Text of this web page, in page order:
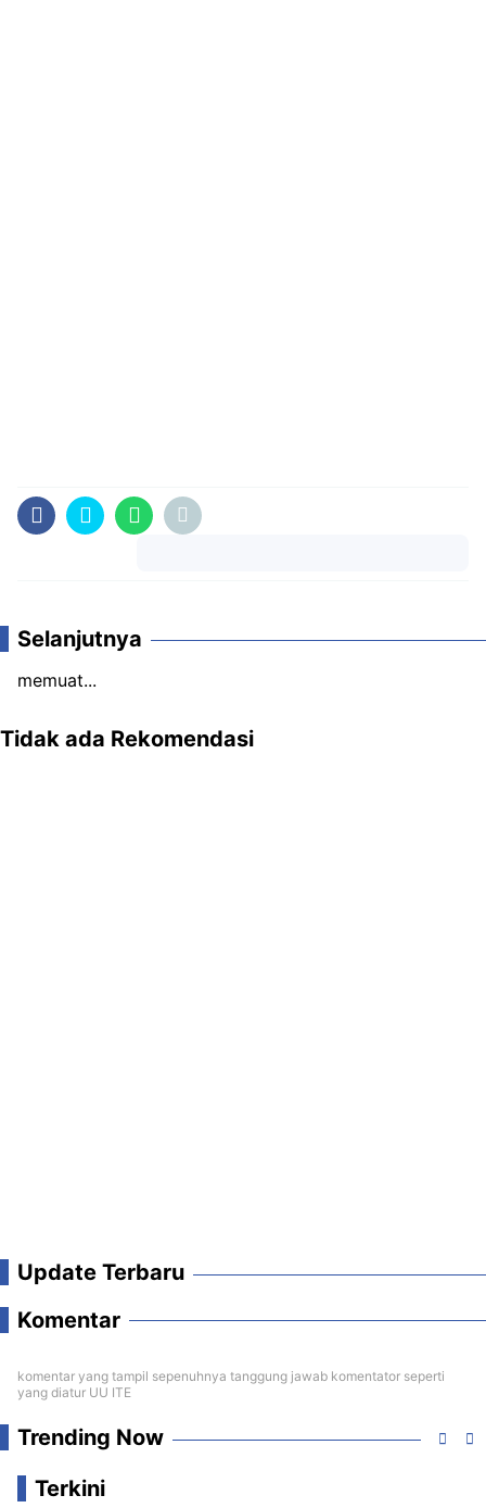
Selanjutnya
memuat...
Tidak ada Rekomendasi
Update Terbaru
Komentar
komentar yang tampil sepenuhnya tanggung jawab komentator seperti
yang diatur UU ITE
Trending Now
Terkini